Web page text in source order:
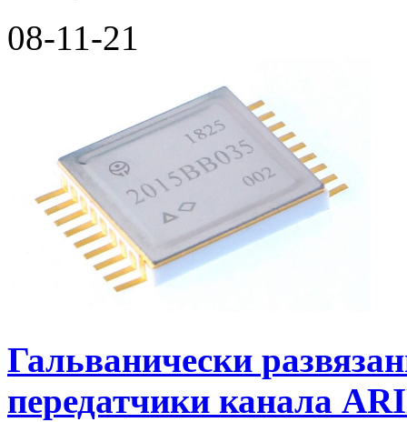
08-11-21
Гальванически
передатчики канала